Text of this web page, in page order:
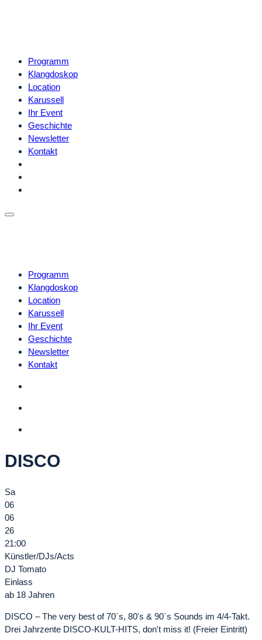
Programm
Klangdoskop
Location
Karussell
Ihr Event
Geschichte
Newsletter
Kontakt
Programm
Klangdoskop
Location
Karussell
Ihr Event
Geschichte
Newsletter
Kontakt
DISCO
Sa
06
06
26
21:00
Künstler/DJs/Acts
DJ Tomato
Einlass
ab 18 Jahren
DISCO – The very best of 70`s, 80's & 90`s Sounds im 4/4-Takt.
Drei Jahrzente DISCO-KULT-HITS, don't miss it! (Freier Eintritt)